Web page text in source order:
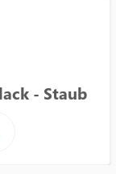
- Staub